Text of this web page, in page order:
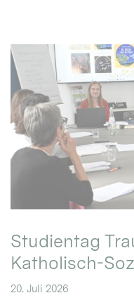
Studientag
Katholisch-
20. Juli 2026